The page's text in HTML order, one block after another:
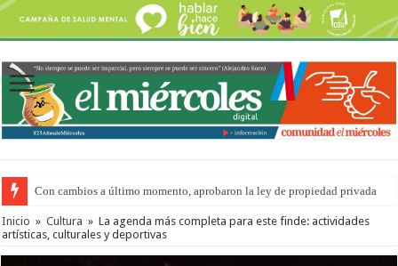
Con cambios a último momento, aprobaron la ley de propiedad privada
Del viernes 7 al domingo 9 de agosto: la agenda ¿A dónde ir? para este
Inicio » Cultura » La agenda más completa para este finde: actividades
artísticas, culturales y deportivas